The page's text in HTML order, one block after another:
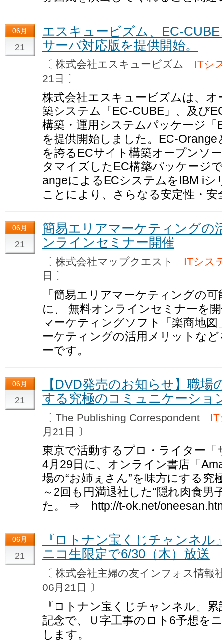
06月
21
エスキュービズム、EC-
サーバ対応版を提供開始。
〔 株式会社エスキュービズム ITシ
21日 〕
株式会社エスキュービズムは、
築システム「EC-CUBE」、及び
構築・運用システムパッケージ「
を提供開始しました。EC-
を誇るECサイト構築オープンソ
タマイズしたEC構築パッケージ
angeによるECシステムをIBM iシ
ことにより、さらなる安定性・
06月
21
簡易エリアマーケティングの
ンラインセミナー開催
〔 株式会社マップクエスト ITシス
日 〕
「簡易エリアマーケティングの
に、 無料オンラインセミナーを
マーケティングソフト「楽商地
ーケティングの活用メリットな
ーです。
06月
21
【DVD発売のお知らせ】職場
する究極のコミュニケーショ
〔 The Publishing Correspondent
月21日 〕
東京で活動するプロ・ライター
4月29日に、オンライン書店「
場の“お姉ぇさん”を味方にする
～2回も円満退社した“隠れ肉食男
た。 ⇒ http://t-ok.net/
06月
21
『ロトナン宝くじチャンネ
ニコ生限定で6/30（木）放送
〔 株式会社主婦の友インフォス情
06月21日 〕
『ロトナン宝くじチャンネル』
記念で、Ｕ字工事のロト6予想を
します。